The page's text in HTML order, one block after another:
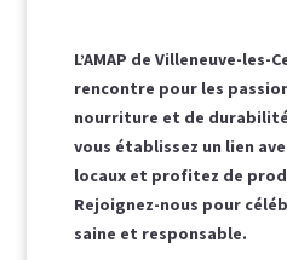
L’AMAP de Villeneuve-les-
rencontre pour les
nourriture et de
vous établissez un lien
locaux et profitez de
Rejoignez-nous pour
saine et responsable.